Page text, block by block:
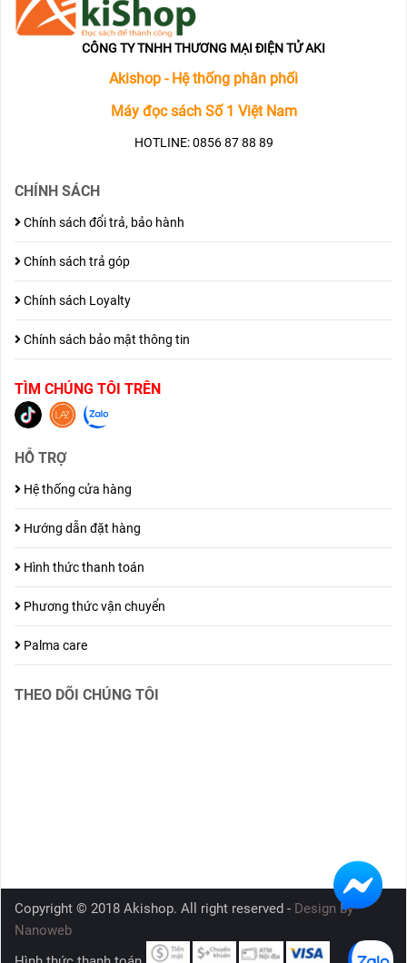
CÔNG TY TNHH THƯƠNG MẠI ĐIỆN TỬ AKI
Akishop - Hệ thống phân phối
Máy đọc sách Số 1 Việt Nam
HOTLINE: 0856 87 88 89
CHÍNH SÁCH
Chính sách đổi trả, bảo hành
Chính sách trả góp
Chính sách Loyalty
Chính sách bảo mật thông tin
TÌM CHÚNG TÔI TRÊN
HỖ TRỢ
Hệ thống cửa hàng
Hướng dẫn đặt hàng
Hình thức thanh toán
Phương thức vận chuyển
Palma care
THEO DÕI CHÚNG TÔI
Copyright © 2018 Akishop. All right reserved - Design by
Nanoweb